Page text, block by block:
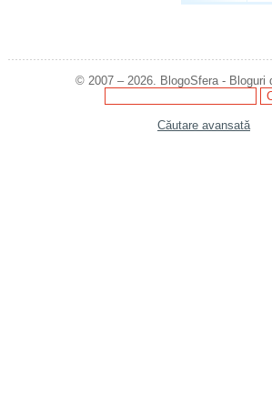
© 2007 – 2026. BlogoSfera - Bloguri
Căutare avansată